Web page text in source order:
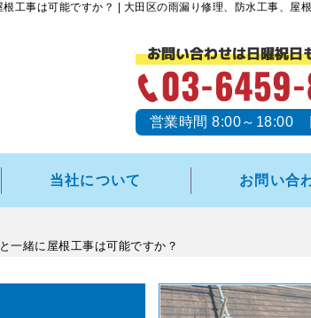
工事は可能ですか？ | 大田区の雨漏り修理、防水工事、屋
営業時間 8:00～18:00
当社について お問い合
一緒に屋根工事は可能ですか？